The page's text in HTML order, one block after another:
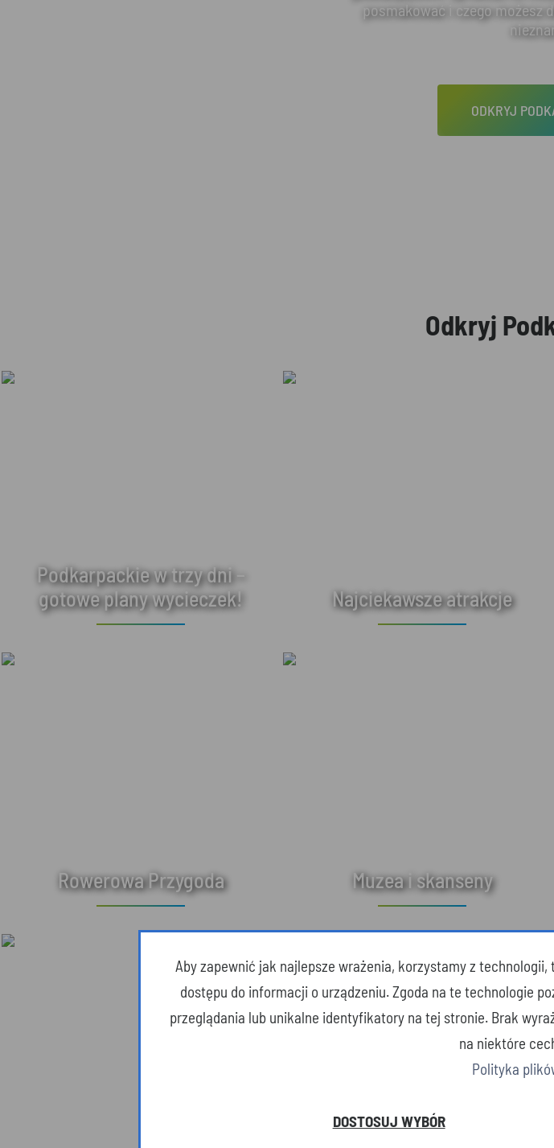
posmakować i czego możesz
ODKRYJ
Odkryj
Podkarpackie w trzy dni –
gotowe plany wycieczek!
Najciekawsze atrakcje
Rowerowa Przygoda Muzea i skanseny
Aby zapewnić jak najlepsze wrażenia, korzystamy z
dostępu do informacji o urządzeniu. Zgoda na te technologie
przeglądania lub unikalne identyfikatory na tej stronie. Brak
na niektóre
Polityka
DOSTOSUJ WYBÓR